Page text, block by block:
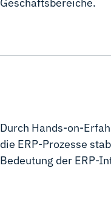
Durch Hands-on-
die ERP-Prozesse
Bedeutung der ERP-